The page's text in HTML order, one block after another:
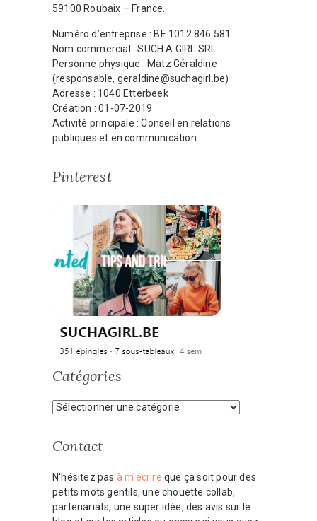
59100 Roubaix – France.
Numéro d’entreprise : BE 1012.846.581
Nom commercial : SUCH A GIRL SRL
Personne physique : Matz Géraldine
(responsable, geraldine@suchagirl.be)
Adresse : 1040 Etterbeek
Création : 01-07-2019
Activité principale : Conseil en relations
publiques et en communication
Pinterest
Catégories
Catégories
Contact
N'hésitez pas à m'écrire que ça soit pour des
petits mots gentils, une chouette collab,
partenariats, une super idée, des avis sur le